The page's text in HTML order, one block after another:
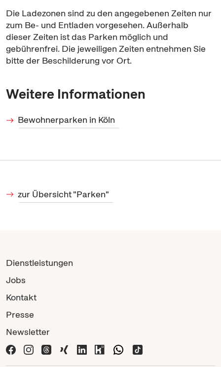
Die Ladezonen sind zu den angegebenen Zeiten nur
zum Be- und Entladen vorgesehen. Außerhalb
dieser Zeiten ist das Parken möglich und
gebührenfrei. Die jeweiligen Zeiten entnehmen Sie
bitte der Beschilderung vor Ort.
Weitere Informationen
Bewohnerparken in Köln
zur Übersicht "Parken"
Dienstleistungen
Jobs
Kontakt
Presse
Newsletter